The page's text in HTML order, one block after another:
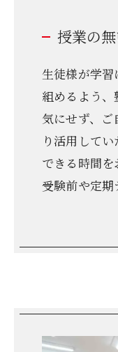
授業の
生徒様が学
組めるよう
気にせず、
り活用して
できる時間を
受験前や定期